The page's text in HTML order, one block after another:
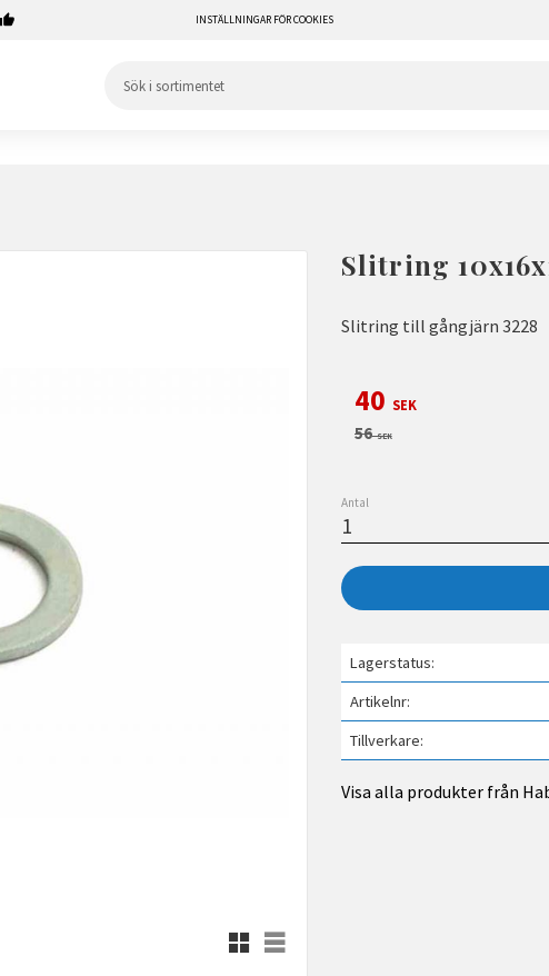
INSTÄLLNINGAR FÖR COOKIES
Slitring
Slitring till gångjärn 3228
Rutnätsvy
Listvy
Nedsatt pris:
40 SEK
Ordinarie pris:
56SEK
Antal
Lagerstatus
Artikelnr
Tillverkare
Visa alla produkter från